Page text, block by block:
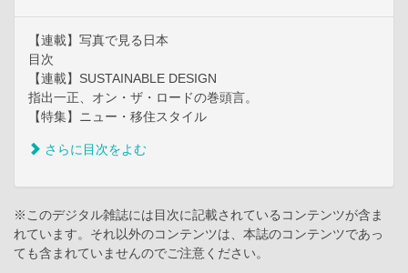
【連載】写真で見る日本
目次
【連載】SUSTAINABLE DESIGN
指出一正、オン・ザ・ロードの巻頭言。
【特集】ニュー・移住スタイル
さらに目次をよむ
※このデジタル雑誌には目次に記載されているコンテンツが含ま
れています。それ以外のコンテンツは、本誌のコンテンツであっ
ても含まれていませんのでご注意ください。